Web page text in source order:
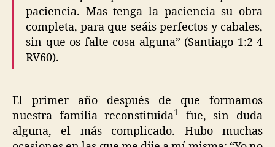
paciencia. Mas tenga la paciencia su obra
completa, para que seáis perfectos y cabales,
sin que os falte cosa alguna” (Santiago 1:2-4
RV60).
El primer año después de que formamos
nuestra familia reconstituida1
fue, sin duda
alguna, el más complicado. Hubo muchas